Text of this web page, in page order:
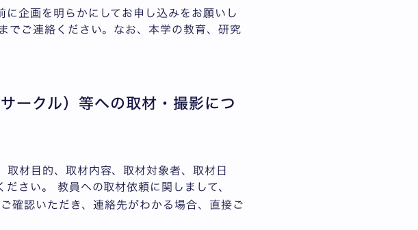
企画を明らかにしてお申し込みをお願いし
でご連絡ください。なお、本学の教育、研究
ークル）等ヘの取材・撮影につ
材目的、取材内容、取材対象者、取材日
さい。 教員への取材依頼に関しまして、
確認いただき、連絡先がわかる場合、直接ご